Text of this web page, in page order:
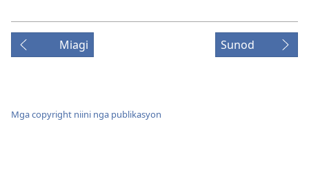
Miagi Sunod
Mga copyright niini nga publikasyon